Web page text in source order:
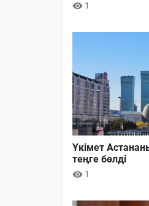
1
Үкімет
теңге бөлді
1